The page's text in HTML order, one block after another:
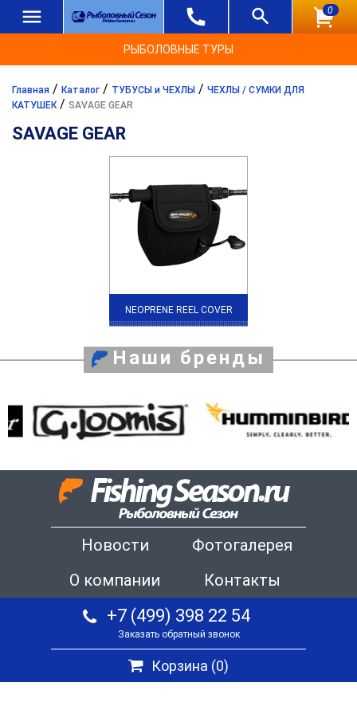
0
РЫБОЛОВНЫЕ ТУРЫ
Главная / Каталог / ТУБУСЫ и ЧЕХЛЫ / ЧЕХЛЫ / СУМКИ ДЛЯ
КАТУШЕК/ SAVAGE GEAR
SAVAGE GEAR
NEOPRENE REEL COVER
Наши бренды
Новости
Фотогалерея
О компании
Контакты
+7 (499) 398 22 54
Заказать обратный звонок
Корзина (0)